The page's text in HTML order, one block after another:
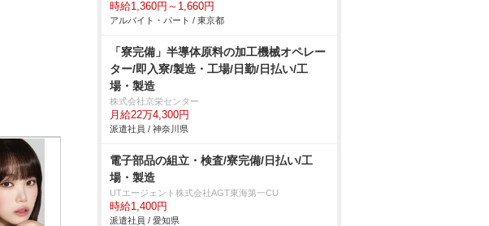
時給1,360円～1,660円
アルバイト・パート / 東京都
「寮完備」半導体原料の加工機械オペレー
ター/即入寮/製造・工場/日勤/日払い/工
場・製造
株式会社京栄センター
月給22万4,300円
派遣社員 / 神奈川県
電子部品の組立・検査/寮完備/日払い/工
場・製造
UTエージェント株式会社AGT東海第一CU
時給1,400円
派遣社員 / 愛知県